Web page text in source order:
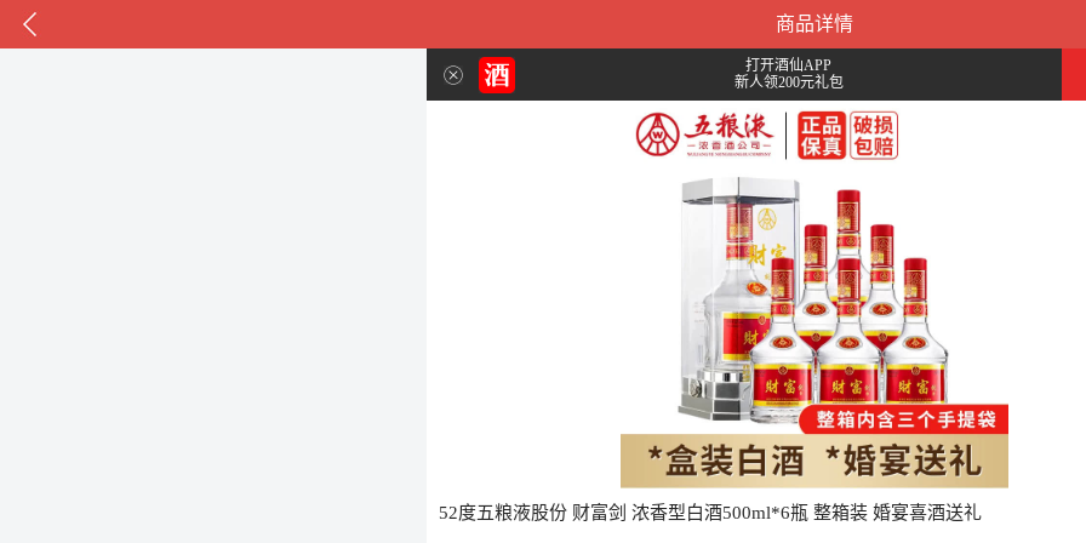
商品详情
打开酒仙APP
新人领200元礼包
52度五粮液股份 财富剑 浓香型白酒500ml*6瓶 整箱装 婚宴喜酒送礼